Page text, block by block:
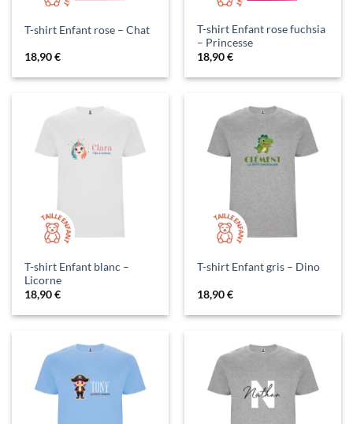
T-shirt Enfant rose – Chat
18,90€
T-shirt Enfant rose fuchsia
– Princesse
18,90€
T-shirt Enfant blanc –
Licorne
18,90€
T-shirt Enfant gris – Dino
18,90€